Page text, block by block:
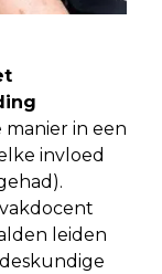
manier in een
invloed
leiden